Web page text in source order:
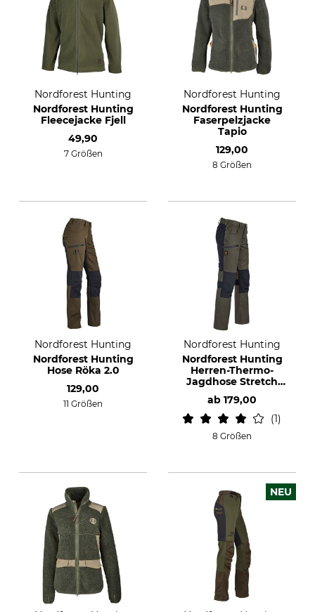
Nordforest Hunting
Nordforest Hunting
Fleecejacke Fjell
49,90
7 Größen
Nordforest Hunting
Nordforest Hunting
Faserpelzjacke
Tapio
129,00
8 Größen
Nordforest Hunting
Nordforest Hunting
Hose Röka 2.0
129,00
11 Größen
Nordforest Hunting
Nordforest Hunting
Herren-Thermo-
Jagdhose Stretch
Saxen
ab 179,00
1
8 Größen
NEU